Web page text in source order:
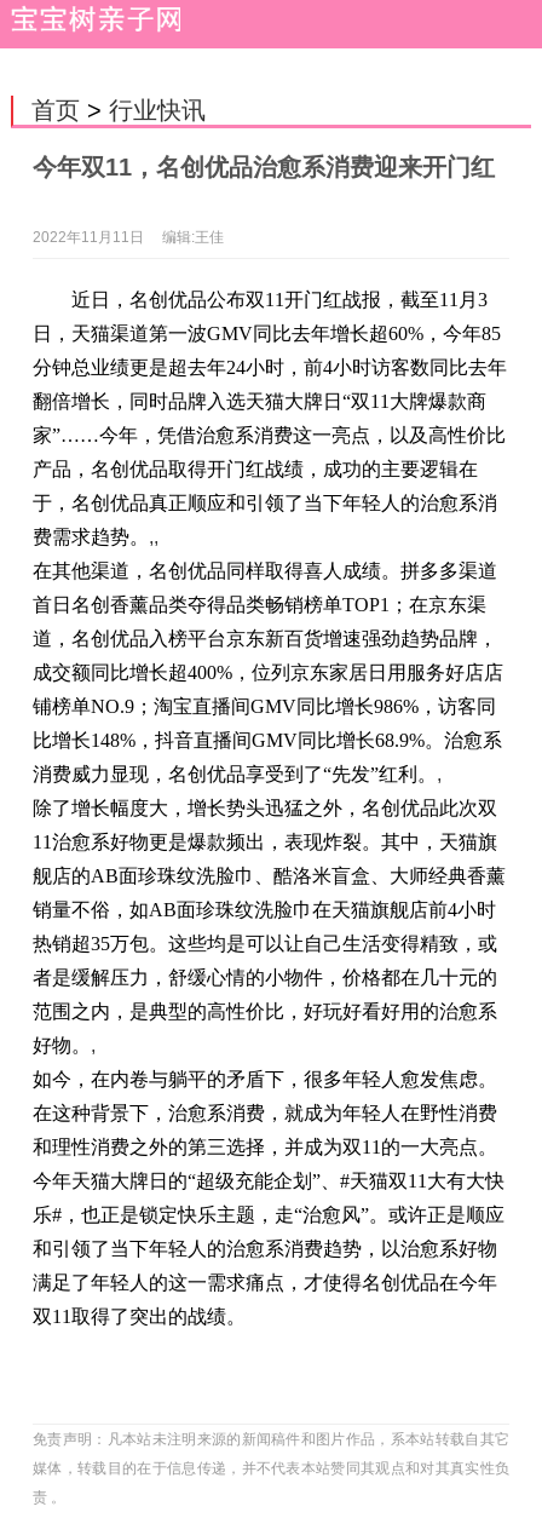
首页> 行业快讯
今年双11，名创优品治愈系消费迎来开门红
2022年11月11日 编辑:王佳
近日，名创优品公布双11开门红战报，截至11月3
日，天猫渠道第一波GMV同比去年增长超60%，今年85
分钟总业绩更是超去年24小时，前4小时访客数同比去年
翻倍增长，同时品牌入选天猫大牌日“双11大牌爆款商
家”……今年，凭借治愈系消费这一亮点，以及高性价比
产品，名创优品取得开门红战绩，成功的主要逻辑在
于，名创优品真正顺应和引领了当下年轻人的治愈系消
费需求趋势。 ,,
在其他渠道，名创优品同样取得喜人成绩。拼多多渠道
首日名创香薰品类夺得品类畅销榜单TOP1；在京东渠
道，名创优品入榜平台京东新百货增速强劲趋势品牌，
成交额同比增长超400%，位列京东家居日用服务好店店
铺榜单NO.9；淘宝直播间GMV同比增长986%，访客同
比增长148%，抖音直播间GMV同比增长68.9%。治愈系
消费威力显现，名创优品享受到了“先发”红利。 ,
除了增长幅度大，增长势头迅猛之外，名创优品此次双
11治愈系好物更是爆款频出，表现炸裂。其中，天猫旗
舰店的AB面珍珠纹洗脸巾、酷洛米盲盒、大师经典香薰
销量不俗，如AB面珍珠纹洗脸巾在天猫旗舰店前4小时
热销超35万包。这些均是可以让自己生活变得精致，或
者是缓解压力，舒缓心情的小物件，价格都在几十元的
范围之内，是典型的高性价比，好玩好看好用的治愈系
好物。 ,
如今，在内卷与躺平的矛盾下，很多年轻人愈发焦虑。
在这种背景下，治愈系消费，就成为年轻人在野性消费
和理性消费之外的第三选择，并成为双11的一大亮点。
今年天猫大牌日的“超级充能企划”、#天猫双11大有大快
乐#，也正是锁定快乐主题，走“治愈风”。或许正是顺应
和引领了当下年轻人的治愈系消费趋势，以治愈系好物
满足了年轻人的这一需求痛点，才使得名创优品在今年
双11取得了突出的战绩。
免责声明：凡本站未注明来源的新闻稿件和图片作品，系本站转载自其它
媒体，转载目的在于信息传递，并不代表本站赞同其观点和对其真实性负
责 。